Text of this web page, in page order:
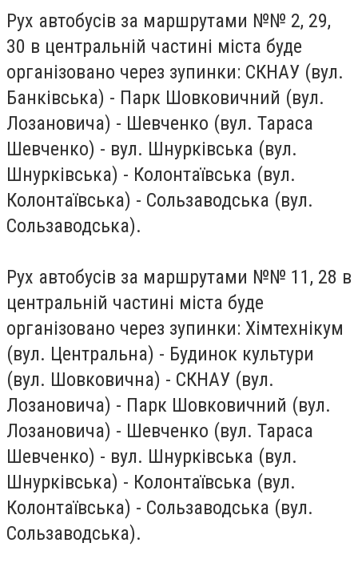
Рух автобусів за маршрутами №№ 2, 29,
30 в центральній частині міста буде
організовано через зупинки: СКНАУ (вул.
Банківська) - Парк Шовковичний (вул.
Лозановича) - Шевченко (вул. Тараса
Шевченко) - вул. Шнурківська (вул.
Шнурківська) - Колонтаївська (вул.
Колонтаївська) - Сользаводська (вул.
Сользаводська).
Рух автобусів за маршрутами №№ 11, 28 в
центральній частині міста буде
організовано через зупинки: Хімтехнікум
(вул. Центральна) - Будинок культури
(вул. Шовковична) - СКНАУ (вул.
Лозановича) - Парк Шовковичний (вул.
Лозановича) - Шевченко (вул. Тараса
Шевченко) - вул. Шнурківська (вул.
Шнурківська) - Колонтаївська (вул.
Колонтаївська) - Сользаводська (вул.
Сользаводська).